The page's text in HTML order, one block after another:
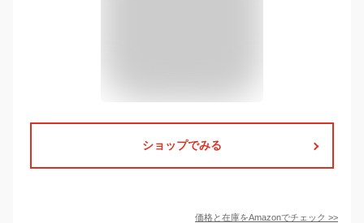
ショップでみる
価格と在庫をAmazonでチェック >>